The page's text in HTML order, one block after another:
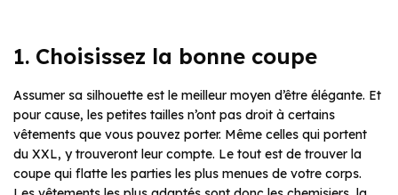
1. Choisissez la bonne coupe
Assumer sa silhouette est le meilleur moyen d’être élégante. Et
pour cause, les petites tailles n’ont pas droit à certains
vêtements que vous pouvez porter. Même celles qui portent
du XXL, y trouveront leur compte. Le tout est de trouver la
coupe qui flatte les parties les plus menues de votre corps.